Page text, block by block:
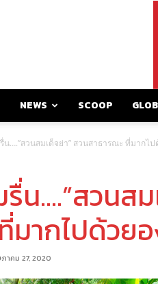
NEWS SCOOP
น….”สวนสมเด็จย่า” สวนสาธารณะ ที่มากไ
น….”สวนส
มากไปด้วย
าคม 27, 2020